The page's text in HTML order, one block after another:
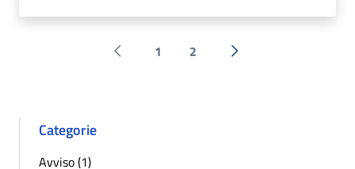
Pagina precedente
1 2 Successiva »
Categorie
Avviso (1)